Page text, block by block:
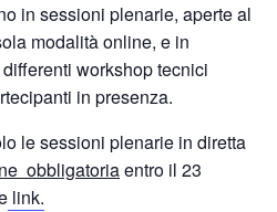
in sessioni plenarie, aperte al
modalità online, e in
workshop tecnici
in presenza.
le sessioni plenarie in diretta
obbligatoriaentro il 23
link.